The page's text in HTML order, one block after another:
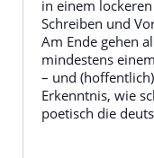
in einem
Schreiben und
Am Ende gehen
mindestens
– und
Erkenntnis, wie
poetisch die